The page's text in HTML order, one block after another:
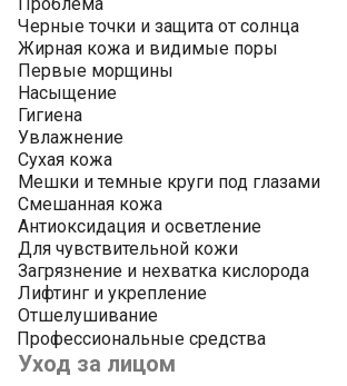
Черные точки и защита от солнца
Жирная кожа и видимые поры
Первые морщины
Насыщение
Гигиена
Увлажнение
Сухая кожа
Мешки и темные круги под глазами
Смешанная кожа
Антиоксидация и осветление
Для чувствительной кожи
Загрязнение и нехватка кислорода
Лифтинг и укрепление
Отшелушивание
Профессиональные средства
Уход за лицом